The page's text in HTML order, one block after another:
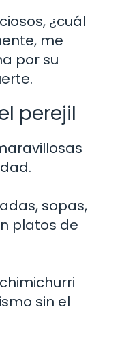
¿cuál
me
por su
perejil
sopas,
platos de
sin el